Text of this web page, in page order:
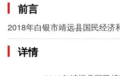
前言
2018年白银市靖远县国民经
详情